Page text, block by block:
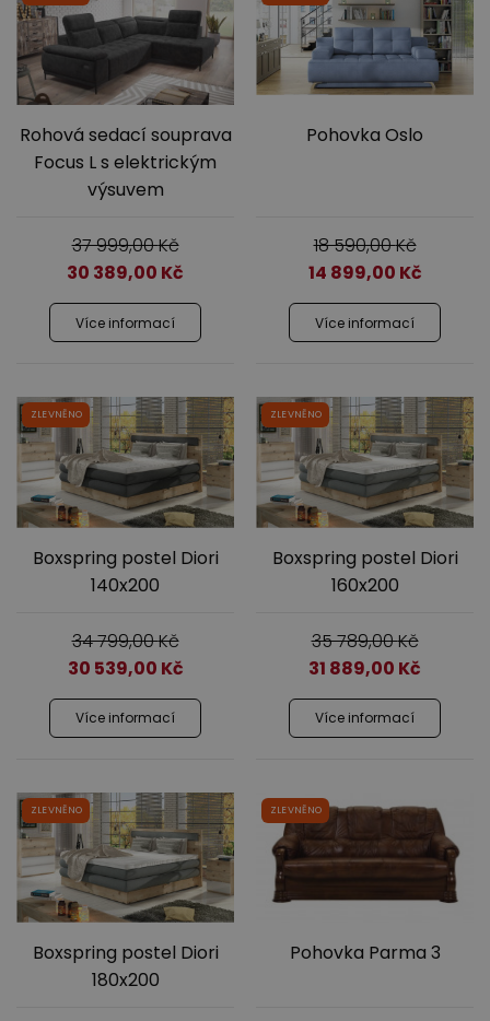
Rohová sedací souprava
Focus L s elektrickým
výsuvem
37 999,00Kč
30 389,00 Kč
Více informací
Pohovka Oslo
18 590,00Kč
14 899,00 Kč
Více informací
ZLEVNĚNO
Boxspring postel Diori
140x200
34 799,00Kč
30 539,00 Kč
Více informací
ZLEVNĚNO
Boxspring postel Diori
160x200
35 789,00Kč
31 889,00 Kč
Více informací
ZLEVNĚNO
Boxspring postel Diori
180x200
ZLEVNĚNO
Pohovka Parma 3